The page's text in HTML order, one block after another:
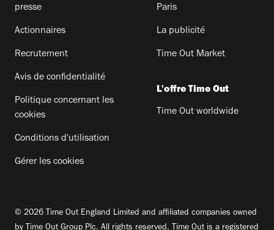
presse
Actionnaires
Recrutement
Avis de confidentialité
Politique concernant les
cookies
Conditions d'utilisation
Gérer les cookies
Paris
La publicité
Time Out Market
L'offre Time Out
Time Out worldwide
© 2026 Time Out England Limited and affiliated companies owned
by Time Out Group Plc. All rights reserved. Time Out is a registered